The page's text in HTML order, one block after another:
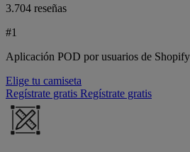
3.704 reseñas
#1
Aplicación POD por usuarios de Shopify
Elige tu camiseta
Regístrate gratis Regístrate gratis